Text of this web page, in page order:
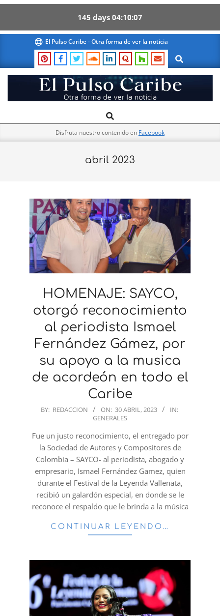
145 days 04 10 06
content
El Pulso Caribe - Otra forma de ver la noticia
Search
El
Pulso
Navigation
Search
Disfruta nuestro contenido en Facebook
abril 2023
HOMENAJE: SAYCO,
otorgó reconocimiento
al periodista Ismael
Fernández Gámez, por
su apoyo a la musica
de acordeón en todo el
Caribe
2023-
30
BY: REDACCION ON: 30 ABRIL, 2023
IN:
GENERALES
Fue un justo reconocimiento, el entregado por
la Sociedad de Autores y Compositores de
Colombia – SAYCO- al periodista, abogado y
empresario, Ismael Fernández Gamez, quien
durante el Festival de la Leyenda Vallenata,
recibió un galardón especial, en donde se le
reconoce el respaldo que le brinda a la música
CONTINUAR LEYENDO…